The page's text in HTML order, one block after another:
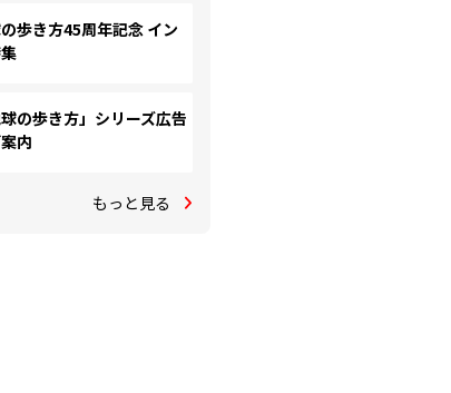
歩き方45周年記念 イン
球の歩き方」シリーズ広告
内
もっと見る